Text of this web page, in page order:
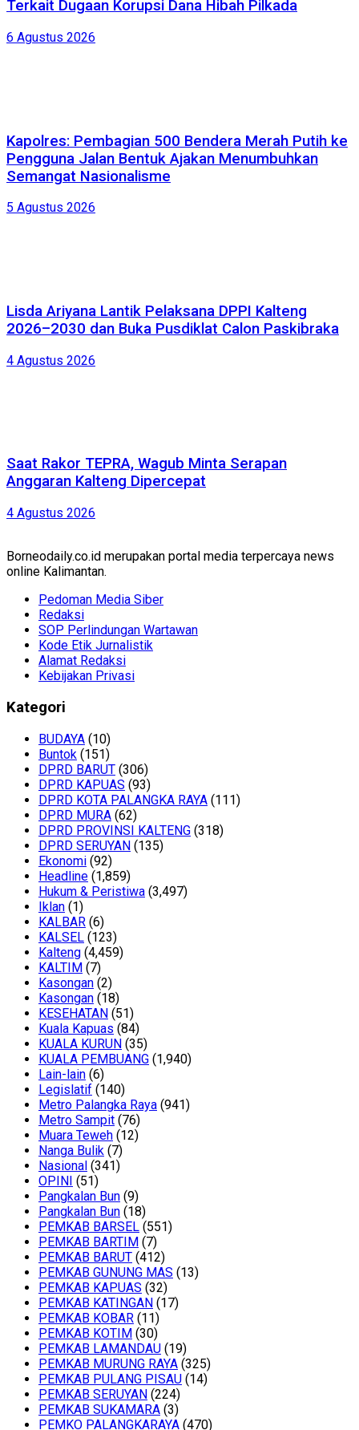
Terkait Dugaan Korupsi Dana Hibah Pilkada
6 Agustus 2026
Kapolres: Pembagian 500 Bendera Merah Putih ke
Pengguna Jalan Bentuk Ajakan Menumbuhkan
Semangat Nasionalisme
5 Agustus 2026
Lisda Ariyana Lantik Pelaksana DPPI Kalteng
2026–2030 dan Buka Pusdiklat Calon Paskibraka
4 Agustus 2026
Saat Rakor TEPRA, Wagub Minta Serapan
Anggaran Kalteng Dipercepat
4 Agustus 2026
Borneodaily.co.id merupakan portal media terpercaya news
online Kalimantan.
Pedoman Media Siber
Redaksi
SOP Perlindungan Wartawan
Kode Etik Jurnalistik
Alamat Redaksi
Kebijakan Privasi
Kategori
BUDAYA (10)
Buntok (151)
DPRD BARUT (306)
DPRD KAPUAS (93)
DPRD KOTA PALANGKA RAYA (111)
DPRD MURA (62)
DPRD PROVINSI KALTENG (318)
DPRD SERUYAN (135)
Ekonomi (92)
Headline (1,859)
Hukum & Peristiwa (3,497)
Iklan (1)
KALBAR (6)
KALSEL (123)
Kalteng (4,459)
KALTIM (7)
Kasongan (2)
Kasongan (18)
KESEHATAN (51)
Kuala Kapuas (84)
KUALA KURUN (35)
KUALA PEMBUANG (1,940)
Lain-lain (6)
Legislatif (140)
Metro Palangka Raya (941)
Metro Sampit (76)
Muara Teweh (12)
Nanga Bulik (7)
Nasional (341)
OPINI (51)
Pangkalan Bun (9)
Pangkalan Bun (18)
PEMKAB BARSEL (551)
PEMKAB BARTIM (7)
PEMKAB BARUT (412)
PEMKAB GUNUNG MAS (13)
PEMKAB KAPUAS (32)
PEMKAB KATINGAN (17)
PEMKAB KOBAR (11)
PEMKAB KOTIM (30)
PEMKAB LAMANDAU (19)
PEMKAB MURUNG RAYA (325)
PEMKAB PULANG PISAU (14)
PEMKAB SERUYAN (224)
PEMKAB SUKAMARA (3)
PEMKO PALANGKARAYA (470)